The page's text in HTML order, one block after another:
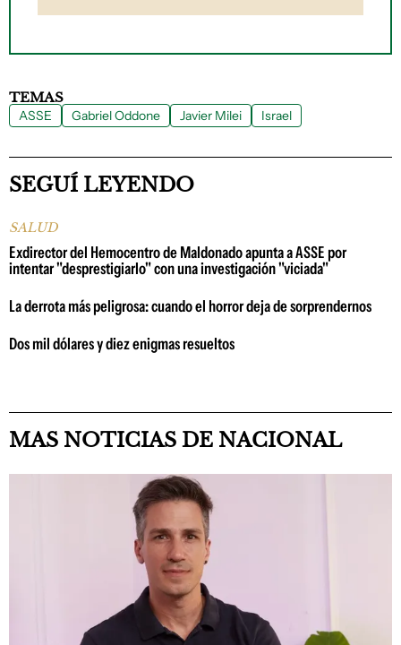
TEMAS
ASSE Gabriel Oddone Javier Milei Israel
SEGUÍ LEYENDO
SALUD
Exdirector del Hemocentro de Maldonado apunta a ASSE por
intentar "desprestigiarlo" con una investigación "viciada"
La derrota más peligrosa: cuando el horror deja de sorprendernos
Dos mil dólares y diez enigmas resueltos
MAS NOTICIAS DE NACIONAL